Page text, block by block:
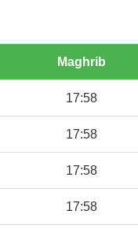
Maghrib
17:58
17:58
17:58
17:58